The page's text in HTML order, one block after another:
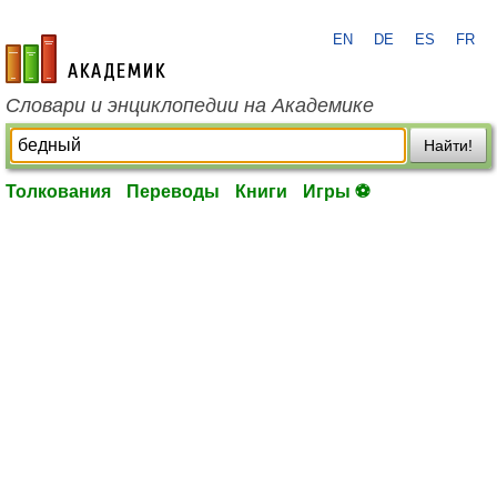
academic.ru
EN DE ES FR
Словари и энциклопедии на Академике
Найти!
Толкования Переводы Книги Игры ⚽